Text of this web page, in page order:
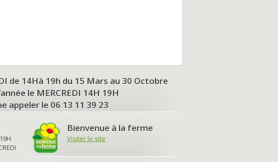
de 14Hà 19h du 15 Mars au 30 Octobre
le MERCREDI 14H 19H
appeler le 06 13 11 39 23
Bienvenue à la ferme
Visiter le site